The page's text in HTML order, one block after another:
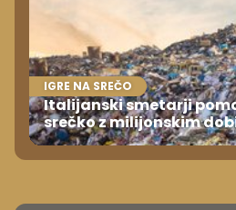
IGRE NA SREČO
Italijanski smetarji
srečko z milijonskim